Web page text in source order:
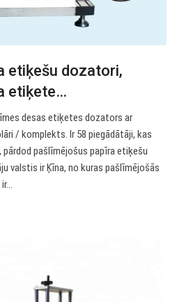
etiķešu dozatori,
etiķete…
desas etiķetes dozators ar
/ komplekts. Ir 58 piegādātāji, kas
pašlīmējošus papīra etiķešu
valstis ir Ķīna, no kuras pašlīmējošās